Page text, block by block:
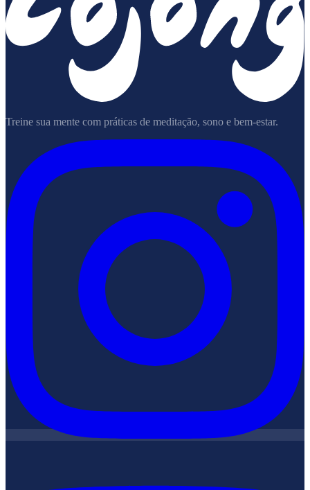
Treine sua mente com práticas de meditação, sono e bem-estar.